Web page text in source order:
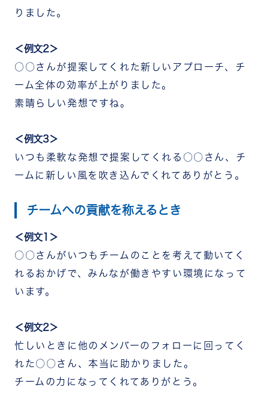
りました。
＜例文2＞
○○さんが提案してくれた新しいアプローチ、チ
ーム全体の効率が上がりました。
素晴らしい発想ですね。
＜例文3＞
いつも柔軟な発想で提案してくれる○○さん、チ
ームに新しい風を吹き込んでくれてありがとう。
チームへの貢献を称えるとき
＜例文1＞
○○さんがいつもチームのことを考えて動いてく
れるおかげで、みんなが働きやすい環境になって
います。
＜例文2＞
忙しいときに他のメンバーのフォローに回ってく
れた○○さん、本当に助かりました。
チームの力になってくれてありがとう。